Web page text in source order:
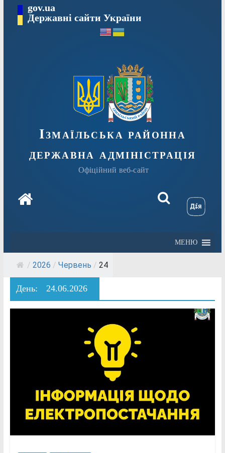
вмісту
gov.ua
Державні сайти України
Ізмаїльська районна
державна адміністрація
Офіційний веб-сайт
МЕНЮ
/ 2026 / Червень / 24
День: 24.06.2026